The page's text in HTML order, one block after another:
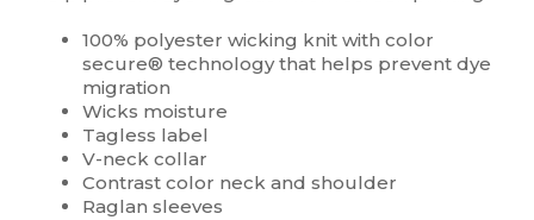
100% polyester wicking knit with color
secure® technology that helps prevent dye
migration
Wicks moisture
Tagless label
V-neck collar
Contrast color neck and shoulder
Raglan sleeves